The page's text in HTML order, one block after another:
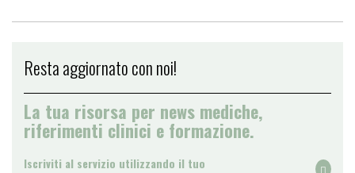
Resta aggiornato con noi!
La tua risorsa per news mediche,
riferimenti clinici e formazione.
Iscriviti al servizio utilizzando il tuo